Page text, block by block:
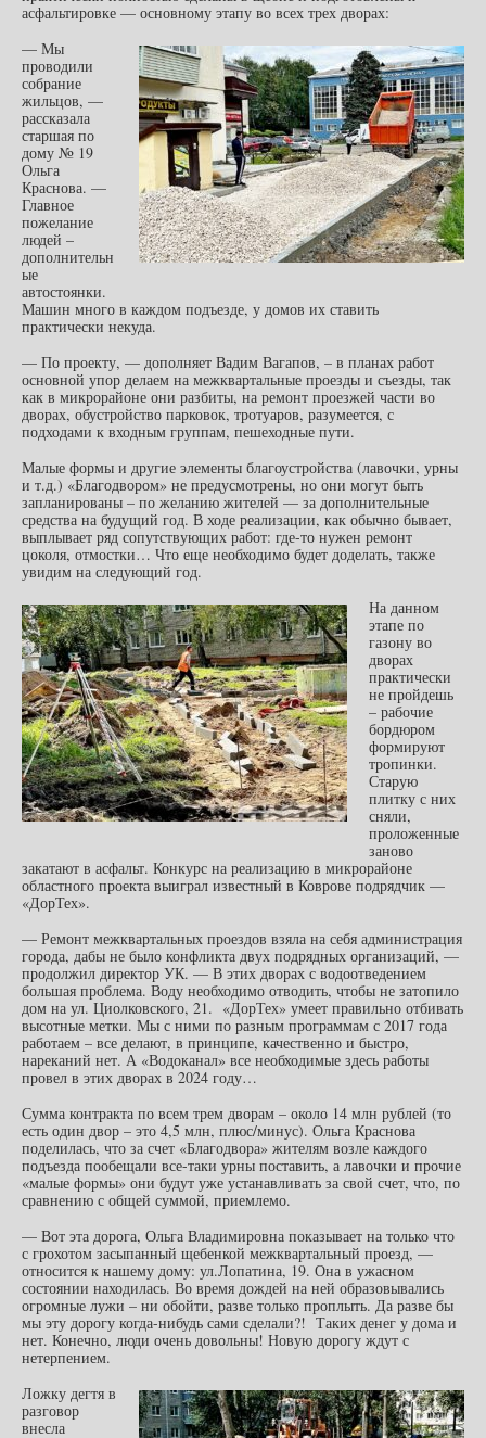
асфальтировке — основному этапу во всех трех дворах:
— Мы
проводили
собрание
жильцов, —
рассказала
старшая по
дому № 19
Ольга
Краснова. —
Главное
пожелание
людей –
дополнительн
ые
автостоянки.
Машин много в каждом подъезде, у домов их ставить
практически некуда.
— По проекту, — дополняет Вадим Вагапов, – в планах работ
основной упор делаем на межквартальные проезды и съезды, так
как в микрорайоне они разбиты, на ремонт проезжей части во
дворах, обустройство парковок, тротуаров, разумеется, с
подходами к входным группам, пешеходные пути.
Малые формы и другие элементы благоустройства (лавочки, урны
и т.д.) «Благодвором» не предусмотрены, но они могут быть
запланированы – по желанию жителей — за дополнительные
средства на будущий год. В ходе реализации, как обычно бывает,
выплывает ряд сопутствующих работ: где-то нужен ремонт
цоколя, отмостки… Что еще необходимо будет доделать, также
увидим на следующий год.
На данном
этапе по
газону во
дворах
практически
не пройдешь
– рабочие
бордюром
формируют
тропинки.
Старую
плитку с них
сняли,
проложенные
заново
закатают в асфальт. Конкурс на реализацию в микрорайоне
областного проекта выиграл известный в Коврове подрядчик —
«ДорТех».
— Ремонт межквартальных проездов взяла на себя администрация
города, дабы не было конфликта двух подрядных организаций, —
продолжил директор УК. — В этих дворах с водоотведением
большая проблема. Воду необходимо отводить, чтобы не затопило
дом на ул. Циолковского, 21. «ДорТех» умеет правильно отбивать
высотные метки. Мы с ними по разным программам с 2017 года
работаем – все делают, в принципе, качественно и быстро,
нареканий нет. А «Водоканал» все необходимые здесь работы
провел в этих дворах в 2024 году…
Сумма контракта по всем трем дворам – около 14 млн рублей (то
есть один двор – это 4,5 млн, плюс/минус). Ольга Краснова
поделилась, что за счет «Благодвора» жителям возле каждого
подъезда пообещали все-таки урны поставить, а лавочки и прочие
«малые формы» они будут уже устанавливать за свой счет, что, по
сравнению с общей суммой, приемлемо.
— Вот эта дорога, Ольга Владимировна показывает на только что
с грохотом засыпанный щебенкой межквартальный проезд, —
относится к нашему дому: ул.Лопатина, 19. Она в ужасном
состоянии находилась. Во время дождей на ней образовывались
огромные лужи – ни обойти, разве только проплыть. Да разве бы
мы эту дорогу когда-нибудь сами сделали?! Таких денег у дома и
нет. Конечно, люди очень довольны! Новую дорогу ждут с
нетерпением.
Ложку дегтя в
разговор
внесла